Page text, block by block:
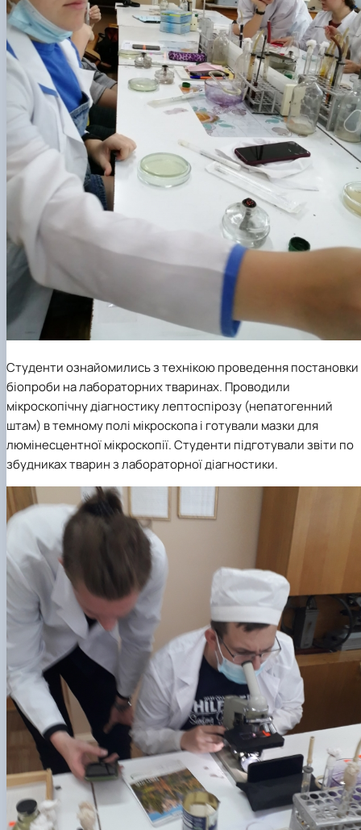
Студенти ознайомились з технікою проведення постановки
біопроби на лабораторних тваринах. Проводили
мікроскопічну діагностику лептоспірозу (непатогенний
штам) в темному полі мікроскопа і готували мазки для
люмінесцентної мікроскопії. Студенти підготували звіти по
збудниках тварин з лабораторної діагностики.